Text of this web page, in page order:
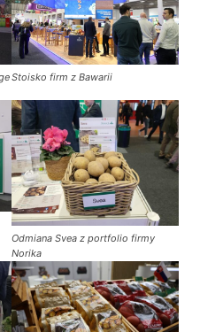
Stoisko firm z Bawarii
Odmiana Svea z portfolio firmy
Norika